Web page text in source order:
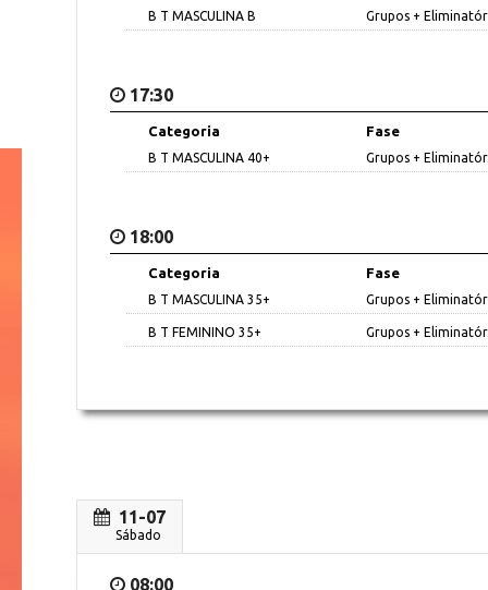
B T MASCULINA B Grupos +
17:30
Categoria Fase
B T MASCULINA 40+ Grupos +
18:00
Categoria Fase
B T MASCULINA 35+ Grupos +
B T FEMININO 35+ Grupos +
11-07
Sábado
08:00